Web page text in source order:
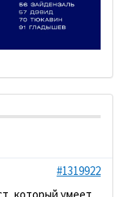
#1319922